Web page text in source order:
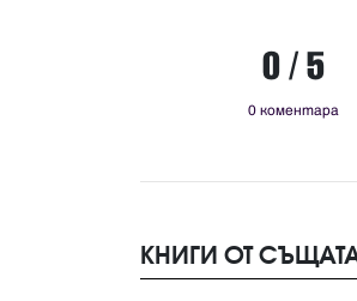
0 / 5
0 коментара
КНИГИ ОТ